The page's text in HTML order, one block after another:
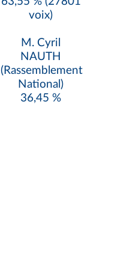
voix)
M. Cyril
NAUTH
(Rassemblement
National)
36,45 %